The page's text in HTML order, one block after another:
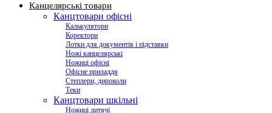
Канцелярські товари
Канцтовари офісні
Калькулятори
Коректори
Лотки для документів і підставки
Ножі канцелярські
Ножиці офісні
Офісне приладдя
Степлери, дироколи
Теки
Канцтовари шкільні
Ножиці дитячі